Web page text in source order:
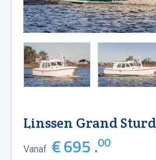
Linssen Grand
Vanaf € 695 .00